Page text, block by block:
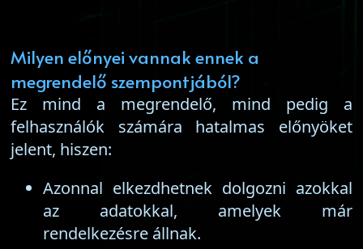
Milyen előnyei vannak ennek a
megrendelő szempontjából?
Ez mind a megrendelő, mind pedig a
felhasználók számára hatalmas előnyöket
jelent, hiszen:
Azonnal elkezdhetnek dolgozni azokkal
az adatokkal, amelyek már
rendelkezésre állnak.